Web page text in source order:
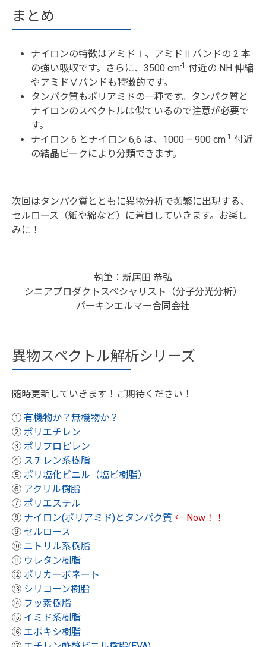
まとめ
ナイロンの特徴はアミドⅠ、アミドⅡバンドの 2 本
の強い吸収です。さらに、3500 cm-1 付近の NH 伸縮
やアミドⅤバンドも特徴的です。
タンパク質もポリアミドの一種です。タンパク質と
ナイロンのスペクトルは似ているので注意が必要で
す。
ナイロン 6 とナイロン 6,6 は、1000 – 900 cm-1 付近
の結晶ピークにより分類できます。
次回はタンパク質とともに異物分析で頻繁に出現する、
セルロース（紙や綿など）に着目していきます。お楽し
みに！
執筆：新居田 恭弘
シニアプロダクトスペシャリスト（分子分光分析）
パーキンエルマー合同会社
異物スペクトル解析シリーズ
随時更新していきます！ご期待ください！
① 有機物か？無機物か？
② ポリエチレン
③ ポリプロピレン
④ スチレン系樹脂
⑤ ポリ塩化ビニル（塩ビ樹脂）
⑥ アクリル樹脂
⑦ ポリエステル
⑧ ナイロン(ポリアミド)とタンパク質 ← Now！！
⑨ セルロース
⑩ ニトリル系樹脂
⑪ ウレタン樹脂
⑫ ポリカーボネート
⑬ シリコーン樹脂
⑭ フッ素樹脂
⑮ イミド系樹脂
⑯ エポキシ樹脂